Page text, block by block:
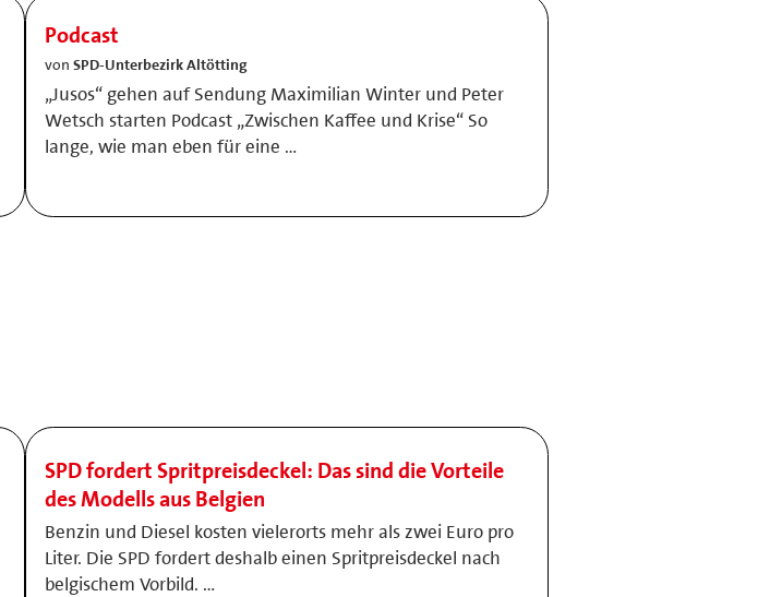
Podcast
von SPD-Unterbezirk Altötting
„Jusos“ gehen auf Sendung Maximilian Winter und Peter
Wetsch starten Podcast „Zwischen Kaffee und Krise“ So
lange, wie man eben für eine …
SPD fordert Spritpreisdeckel: Das sind die Vorteile
des Modells aus Belgien
Benzin und Diesel kosten vielerorts mehr als zwei Euro pro
Liter. Die SPD fordert deshalb einen Spritpreisdeckel nach
belgischem Vorbild. …